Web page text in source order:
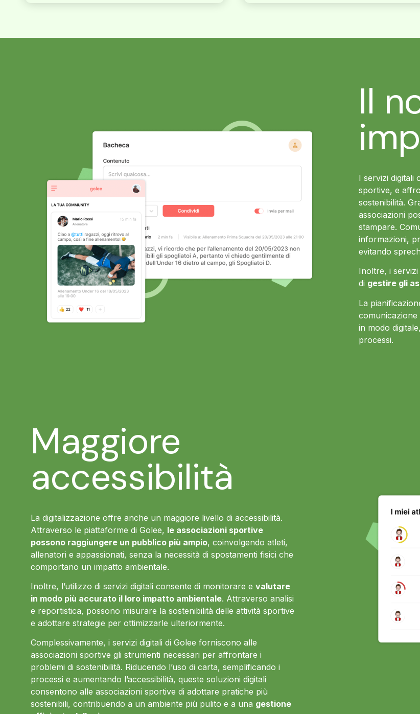
Il
I servizi digitali
sportive, e
sostenibilità.
associazioni
stampare.
informazioni,
evitando
Inoltre, i
di gestire gli
La
comunicazione
in modo
processi.
Maggiore
accessibilità
La digitalizzazione offre anche un maggiore livello di accessibilità.
Attraverso le piattaforme di Golee, le associazioni sportive
possono raggiungere un pubblico più ampio, coinvolgendo atleti,
allenatori e appassionati, senza la necessità di spostamenti fisici che
comportano un impatto ambientale.
Inoltre, l’utilizzo di servizi digitali consente di monitorare e valutare
in modo più accurato il loro impatto ambientale. Attraverso analisi
e reportistica, possono misurare la sostenibilità delle attività sportive
e adottare strategie per ottimizzarle ulteriormente.
Complessivamente, i servizi digitali di Golee forniscono alle
associazioni sportive gli strumenti necessari per affrontare i
problemi di sostenibilità. Riducendo l’uso di carta, semplificando i
processi e aumentando l’accessibilità, queste soluzioni digitali
consentono alle associazioni sportive di adottare pratiche più
sostenibili, contribuendo a un ambiente più pulito e a una gestione